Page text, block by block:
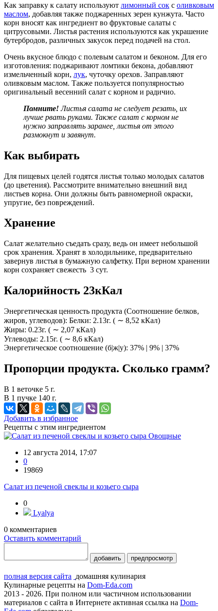
Как заправку к салату используют лимонный сок с оливковым
маслом, добавляя также поджаренных зерен кунжута. Часто
корн вносят как ингредиент во фруктовые салаты с
цитрусовыми. Листья растения используются как украшение
бутербродов, различных закусок перед подачей на стол.
Очень вкусное блюдо с полевым салатом и беконом. Для его
изготовления: поджаривают ломтики бекона, добавляют
измельченный корн, лук, чуточку орехов. Заправляют
оливковым маслом. Также пользуется популярностью
оригинальный весенний салат с корном и радичио.
Помните!Листья салата не следует резать, их
лучше рвать руками. Также салат с корном не
нужно заправлять заранее, листья от этого
размокнут и завянут.
Как выбирать
Для пищевых целей годятся листья только молодых салатов
(до цветения). Рассмотрите внимательно внешний вид
листьев корна. Они должны быть равномерной окраски,
упругие, без повреждений.
Хранение
Салат желательно съедать сразу, ведь он имеет небольшой
срок хранения. Хранят в холодильнике, предварительно
завернув листья в бумажную салфетку. При верном хранении
корн сохраняет свежесть 3 сут.
Калорийность 23кКал
Энергетическая ценность продукта (Соотношение белков,
жиров, углеводов): Белки: 2.13г. ( ∼ 8,52 кКал)
Жиры: 0.23г. ( ∼ 2,07 кКал)
Углеводы: 2.15г. ( ∼ 8,6 кКал)
Энергетическое соотношение (б|ж|у): 37% | 9% | 37%
Пропорции продукта. Сколько грамм?
В 1 веточке 5 г.
В 1 пучке 140 г.
Добавить в избранное
Рецепты с этим ингредиентом
Овощные
12 августа 2014, 17:07
0
19869
Салат из печеной свеклы и козьего сыра
0
Lyalya
0 комментариев
Оставить комментарий
добавить предпросмотр
полная версия сайта домашняя кулинария
Кулинарные рецепты на Dom-Eda.com
2013 - 2026. При полном или частичном использовании
материалов с сайта в Интернете активная ссылка на Dom-